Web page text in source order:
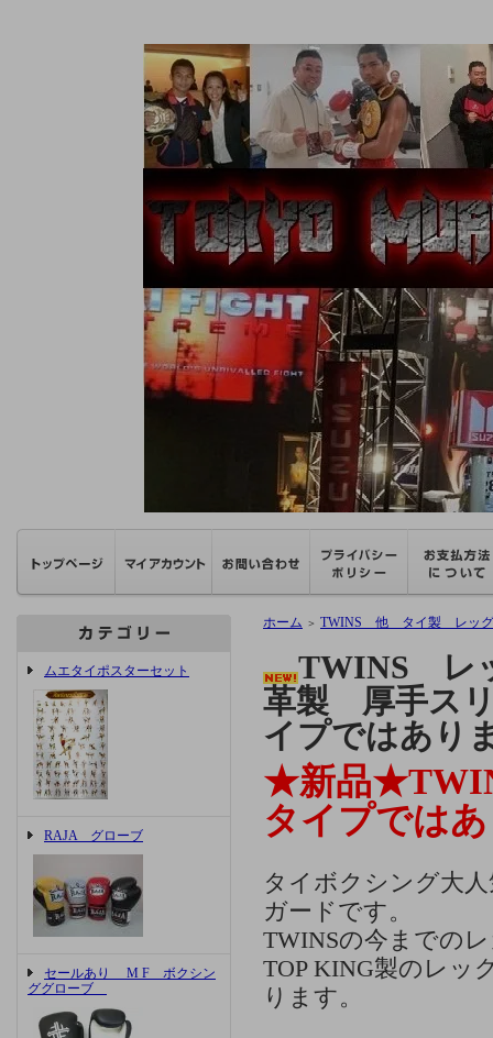
ムエタイポスターセット
RAJA グローブ
セールあり M F ボクシン
ググローブ
ホーム ＞ TWINS 他 タイ製 レッグ
TWINS レ
革製 厚手ス
イプではあり
★新品
タイプでは
タイボクシング大
ガードです。
TWINSの今までの
TOP KING製のレッ
ります。